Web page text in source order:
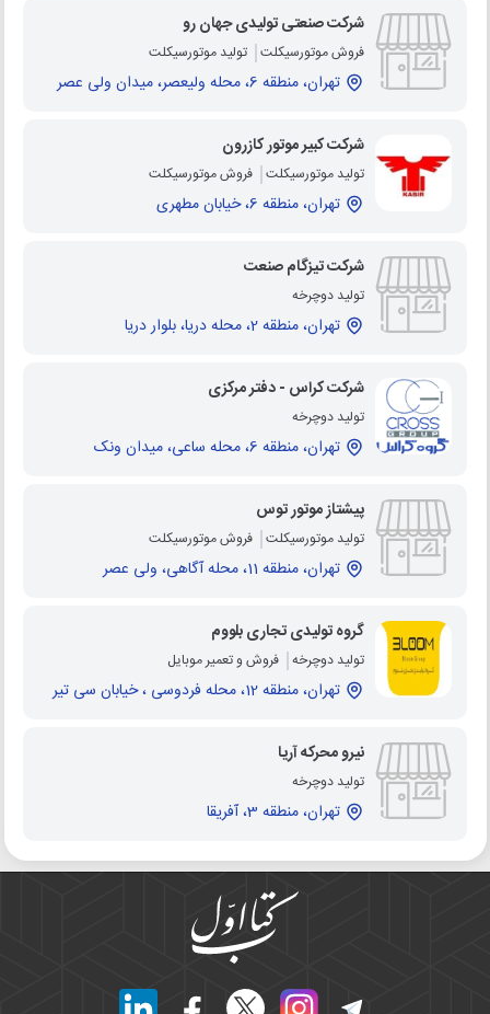
شرکت صنعتی تولیدی جهان رو
فروش موتورسیکلت تولید موتورسیکلت
تهران، منطقه 6، محله ولیعصر، میدان ولی عصر
شرکت کبیر موتور کازرون
تولید موتورسیکلت فروش موتورسیکلت
تهران، منطقه 6، خیابان مطهری
شرکت تیزگام صنعت
تولید دوچرخه
تهران، منطقه 2، محله دریا، بلوار دریا
شرکت کراس - دفتر مرکزی
تولید دوچرخه
تهران، منطقه 6، محله ساعی، میدان ونک
پیشتاز موتور توس
تولید موتورسیکلت فروش موتورسیکلت
تهران، منطقه 11، محله آگاهی، ولی عصر
گروه تولیدی تجاری بلووم
تولید دوچرخه فروش و تعمیر موبایل
تهران، منطقه 12، محله فردوسی ، خیابان سی تیر
نیرو محرکه آریا
تولید دوچرخه
تهران، منطقه 3، آفریقا